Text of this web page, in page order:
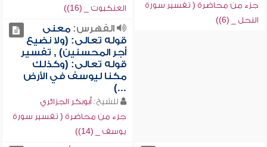
جزء من محاضرة ( تفسير سورة
النحل _ (6))
العنكبوت _ (16))
الفهرس:معنى
قوله تعالى: (ولا نضيع
أجر المحسنين) , تفسير
قوله تعالى: (وكذلك
مكنا ليوسف في الأرض
...)
للشيخ: أبوبكر الجزائري
جزء من محاضرة ( تفسير سورة
يوسف _ (14))